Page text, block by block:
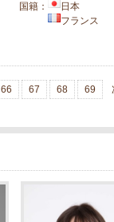
国籍：
日本
フランス
66 67 68 69